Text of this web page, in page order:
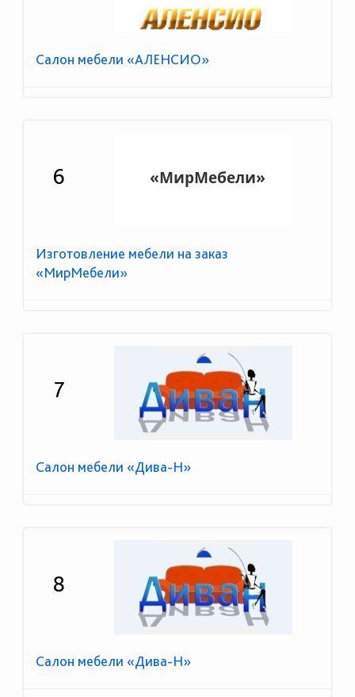
Салон мебели «АЛЕНСИО»
6
Изготовление мебели на заказ
«МирМебели»
7
Салон мебели «Дива-Н»
8
Салон мебели «Дива-Н»